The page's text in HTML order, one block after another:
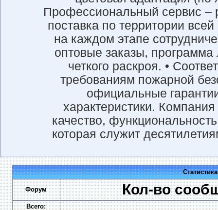
Профессиональный сервис –
поставка по территории
на каждом этапе
оптовые заказы, программа
четкого раскроя. •
требованиям пожарной
официальные
характеристики.
качество,
которая служит
Форум Кол-во
Всего: